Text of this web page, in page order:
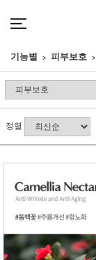
기능별 피부보호
정렬